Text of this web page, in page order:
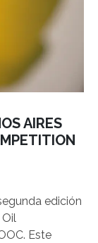
AIRES
edición
Este